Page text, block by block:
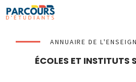
ANNUAIRE DE
ÉCOLES ET INSTITUTS